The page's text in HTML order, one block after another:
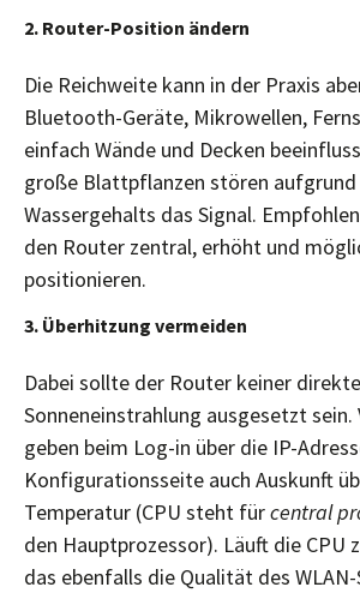
2. Router-Position ändern
Die Reichweite kann in der Praxis
Bluetooth-Geräte, Mikrowellen,
einfach Wände und Decken
große Blattpflanzen stören aufgrund
Wassergehalts das Signal.
den Router zentral, erhöht und
positionieren.
3. Überhitzung vermeiden
Dabei sollte der Router keiner
Sonneneinstrahlung ausgesetzt sein.
geben beim Log-in über die IP-
Konfigurationsseite auch Auskunft
Temperatur (CPU steht fürcentral
den Hauptprozessor). Läuft die CPU
das ebenfalls die Qualität des WLAN-